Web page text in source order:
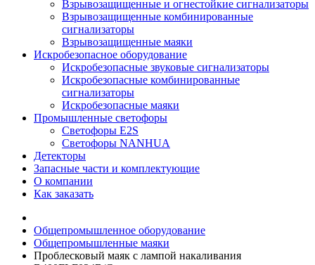
Взрывозащищенные и огнестойкие сигнализаторы
Взрывозащищенные комбинированные
сигнализаторы
Взрывозащищенные маяки
Искробезопасное оборудование
Искробезопасные звуковые сигнализаторы
Искробезопасные комбинированные
сигнализаторы
Искробезопасные маяки
Промышленные светофоры
Светофоры E2S
Светофоры NANHUA
Детекторы
Запасные части и комплектующие
О компании
Как заказать
Общепромышленное оборудование
Общепромышленные маяки
Проблесковый маяк с лампой накаливания